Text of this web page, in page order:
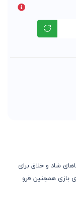
ایجاد فضاهای شاد و خلاق برای
بازی همچنین فرو